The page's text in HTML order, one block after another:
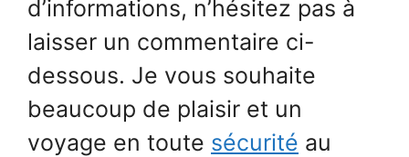
d’informations, n’hésitez pas à
laisser un commentaire ci-
dessous. Je vous souhaite
beaucoup de plaisir et un
voyage en toute sécurité au